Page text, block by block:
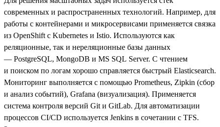
современных и распространенных технологий. Например, для
работы с контейнерами и микросервисами применяется связка
из OpenShift с Kubernetes и Istio. Используются как
реляционные, так и нереляционные базы данных
— PostgreSQL, MongoDB и MS SQL Server. С чтением
и поиском по логам хорошо справляется быстрый Elasticsearch.
Мониторинг выполняется с помощью Prometheus, Zipkin (сбор
и анализ событий), Grafana (визуализация). Применяется
система контроля версий Git и GitLab. Для автоматизации
процессов CI/CD используется Jenkins в сочетании с TFS.